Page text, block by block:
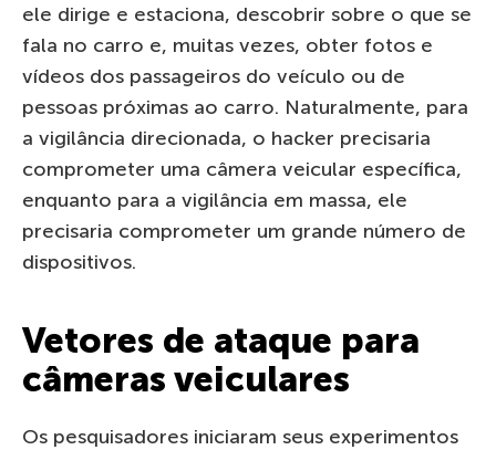
ele dirige e estaciona, descobrir sobre o que se
fala no carro e, muitas vezes, obter fotos e
vídeos dos passageiros do veículo ou de
pessoas próximas ao carro. Naturalmente, para
a vigilância direcionada, o hacker precisaria
comprometer uma câmera veicular específica,
enquanto para a vigilância em massa, ele
precisaria comprometer um grande número de
dispositivos.
Vetores de ataque para
câmeras veiculares
Os pesquisadores iniciaram seus experimentos